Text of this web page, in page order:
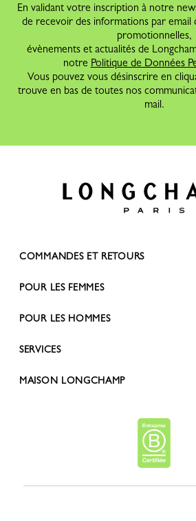
En validant votre inscription à notre
de recevoir des informations par email
promotionnelles,
évènements et actualités de
notre Politique de Données
Vous pouvez vous désinscrire en
trouve en bas de toutes nos
mail.
COMMANDES ET RETOURS
POUR LES FEMMES
POUR LES HOMMES
SERVICES
MAISON LONGCHAMP